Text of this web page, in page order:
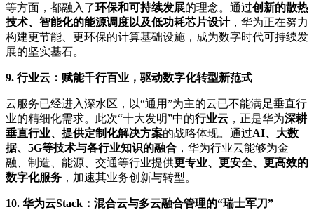
等方面，都融入了环保和可持续发展的理念。通过创新的散热
技术、智能化的能源调度以及低功耗芯片设计，华为正在努力
构建更节能、更环保的计算基础设施，成为数字时代可持续发
展的坚实基石。
9. 行业云：赋能千行百业，驱动数字化转型新范式
云服务已经进入深水区，以“通用”为主的云已不能满足垂直行
业的精细化需求。此次“十大发明”中的行业云 ，正是华为深耕
垂直行业、提供定制化解决方案的战略体现。通过AI、大数
据、5G等技术与各行业知识的融合 ，华为行业云能够为金
融、制造、能源、交通等行业提供更专业、更安全、更高效的
数字化服务 ，加速其业务创新与转型。
10. 华为云Stack：混合云与多云融合管理的“瑞士军刀”